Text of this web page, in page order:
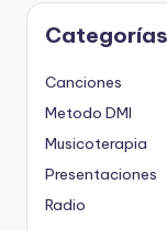
Categorías
Canciones
Metodo DMI
Musicoterapia
Presentaciones
Radio